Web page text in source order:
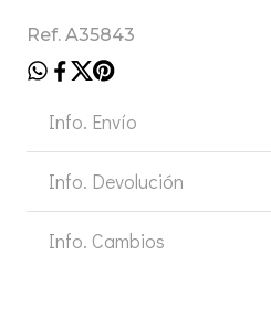
Ref. A35843
Info. Envío
Info. Devolución
Info. Cambios